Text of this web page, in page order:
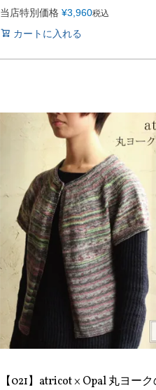
当店特別価格 ¥3,960税込
カートに入れる
【021】atricot × Opal 丸ヨー